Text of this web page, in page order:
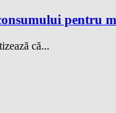
pentru
că...